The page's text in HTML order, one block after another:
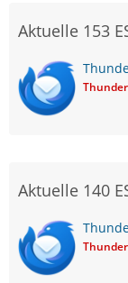
Aktuelle 153
Thunder
Aktuelle 140
Thunder